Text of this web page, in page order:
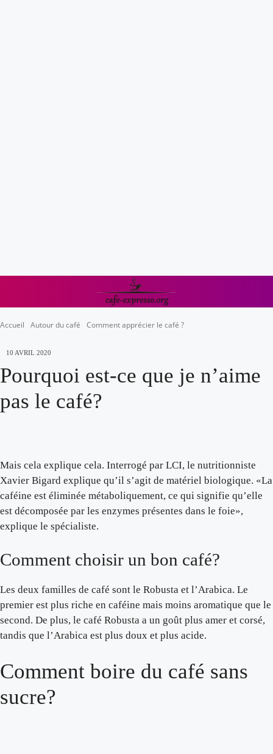
Accueil Autour du café Comment apprécier le café ?
10 AVRIL 2020
Pourquoi est-ce que je n’aime
pas le café?
Mais cela explique cela. Interrogé par LCI, le nutritionniste
Xavier Bigard explique qu’il s’agit de matériel biologique. «La
caféine est éliminée métaboliquement, ce qui signifie qu’elle
est décomposée par les enzymes présentes dans le foie»,
explique le spécialiste.
Comment choisir un bon café?
Les deux familles de café sont le Robusta et l’Arabica. Le
premier est plus riche en caféine mais moins aromatique que le
second. De plus, le café Robusta a un goût plus amer et corsé,
tandis que l’Arabica est plus doux et plus acide.
Comment boire du café sans
sucre?